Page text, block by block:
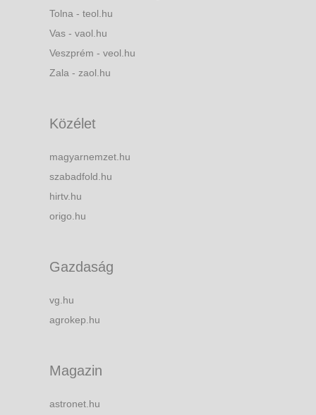
Tolna - teol.hu
Vas - vaol.hu
Veszprém - veol.hu
Zala - zaol.hu
Közélet
magyarnemzet.hu
szabadfold.hu
hirtv.hu
origo.hu
Gazdaság
vg.hu
agrokep.hu
Magazin
astronet.hu